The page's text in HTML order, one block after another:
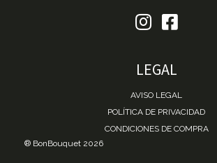
LEGAL
AVISO LEGAL
POLÍTICA DE PRIVACIDAD
CONDICIONES DE COMPRA
® BonBouquet 2026